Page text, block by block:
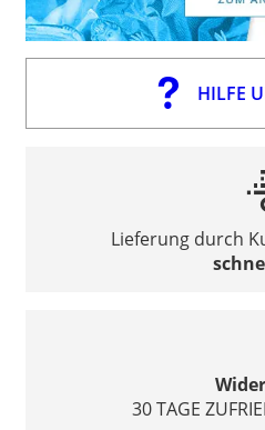
HILFE
Lieferung durch
30 TAGE